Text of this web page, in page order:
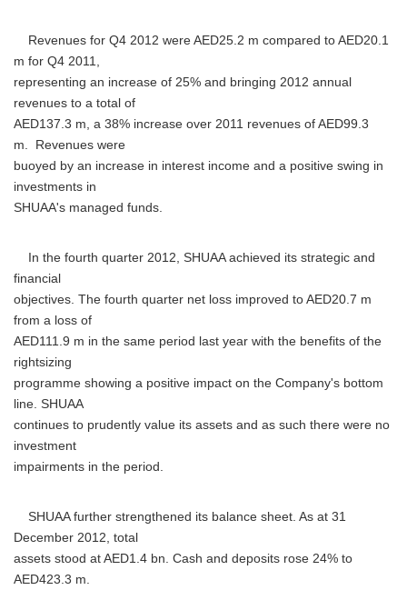
Revenues for Q4 2012 were AED25.2 m compared to AED20.1
m for Q4 2011,
representing an increase of 25% and bringing 2012 annual
revenues to a total of
AED137.3 m, a 38% increase over 2011 revenues of AED99.3
m. Revenues were
buoyed by an increase in interest income and a positive swing in
investments in
SHUAA's managed funds.
In the fourth quarter 2012, SHUAA achieved its strategic and
financial
objectives. The fourth quarter net loss improved to AED20.7 m
from a loss of
AED111.9 m in the same period last year with the benefits of the
rightsizing
programme showing a positive impact on the Company's bottom
line. SHUAA
continues to prudently value its assets and as such there were no
investment
impairments in the period.
SHUAA further strengthened its balance sheet. As at 31
December 2012, total
assets stood at AED1.4 bn. Cash and deposits rose 24% to
AED423.3 m.